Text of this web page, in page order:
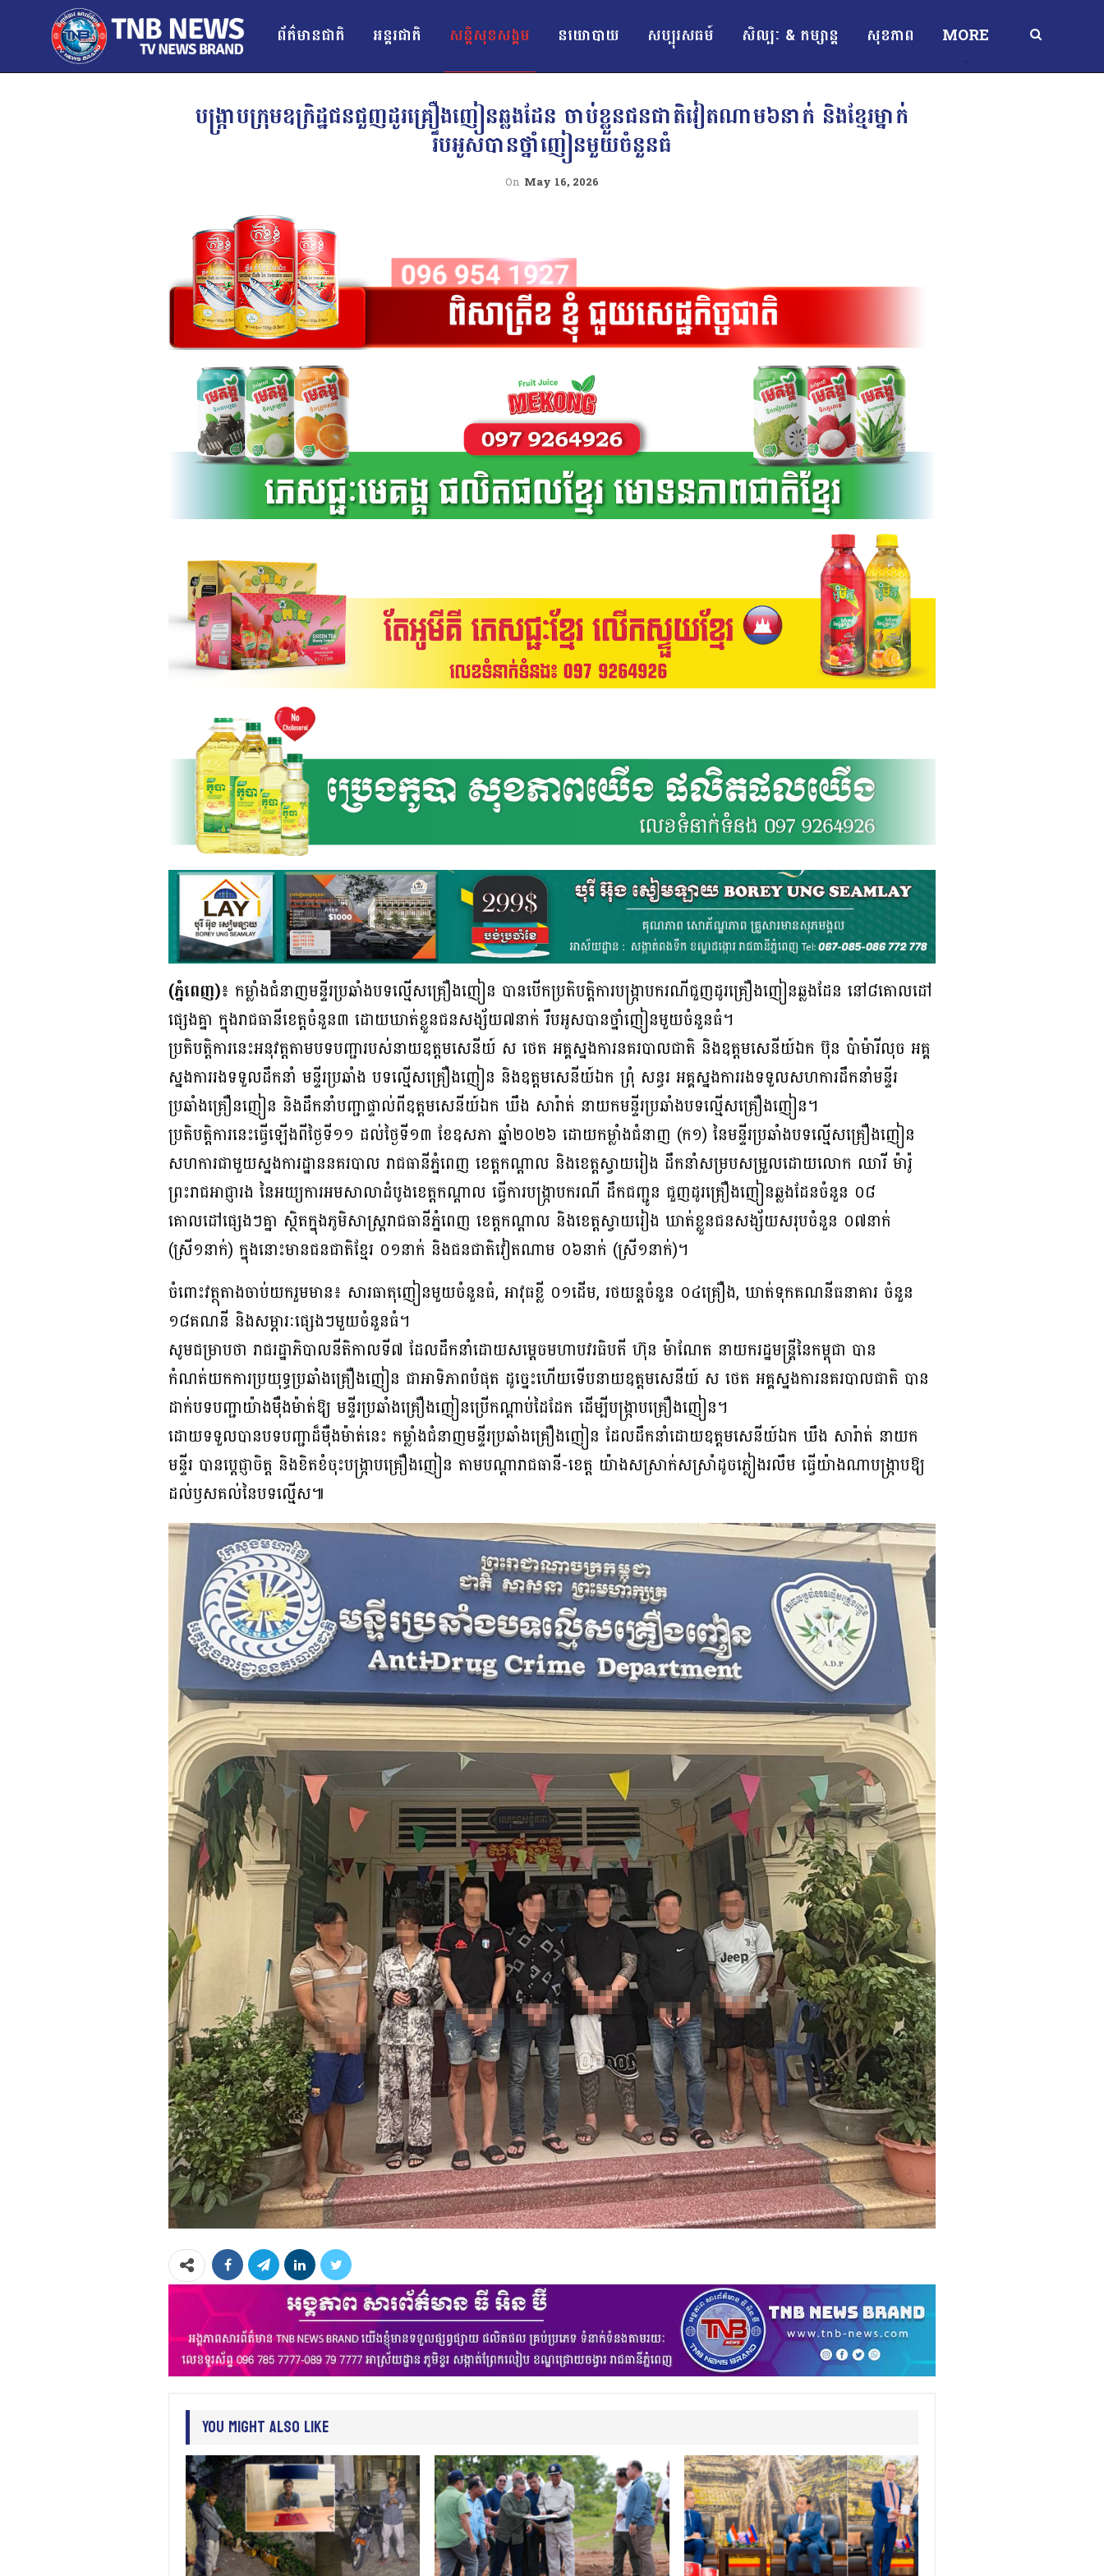
ព័ត៌មានជាតិ អន្ដរជាតិ សន្តិសុខសង្គម នយោបាយ សប្បុរសធម៍ សិល្បៈ & កម្សាន្ត សុខភាព MORE
បង្ក្រាបក្រុមឧក្រិដ្ឋជនជួញដូរគ្រឿងញៀនឆ្លងដែន ចាប់ខ្លួនជនជាតិវៀតណាម៦នាក់ និងខ្មែរម្នាក់
រឹបអូសបានថ្នាំញៀនមួយចំនួនធំ
On May 16, 2026
(ភ្នំពេញ)៖ កម្លាំងជំនាញមន្ទីរប្រឆាំងបទល្មើសគ្រឿងញៀន បានបើកប្រតិបត្តិការបង្ក្រាបករណីជួញដូរគ្រឿងញៀនឆ្លងដែន នៅ៨គោលដៅ
ផ្សេងគ្នា ក្នុងរាជធានីខេត្តចំនួន៣ ដោយឃាត់ខ្លួនជនសង្ស័យ៧នាក់ រឹបអូសបានថ្នាំញៀនមួយចំនួនធំ។
ប្រតិបត្ដិការនេះអនុវត្តតាមបទបញ្ជារបស់នាយឧត្តមសេនីយ៍ ស ថេត អគ្គស្នងការនគរបាលជាតិ និងឧត្តមសេនីយ៍ឯក ប៊ុន ប៉ាម៉ារីលុច អគ្គ
ស្នងការរងទទួលដឹកនាំ មន្ទីរប្រឆាំង បទល្មើសគ្រឿងញៀន និងឧត្តមសេនីយ៍ឯក ព្រុំ សន្ធរ អគ្គស្នងការរងទទួលសហការដឹកនាំមន្ទីរ
ប្រឆាំងគ្រឿនញៀន និងដឹកនាំបញ្ជាផ្ទាល់ពីឧត្តមសេនីយ៍ឯក ឃឹង សារ៉ាត់ នាយកមន្ទីរប្រឆាំងបទល្មើសគ្រឿងញៀន។
ប្រតិបត្តិការនេះធ្វើឡើងពីថ្ងៃទី១១ ដល់ថ្ងៃទី១៣ ខែឧសភា ឆ្នាំ២០២៦ ដោយកម្លាំងជំនាញ (ក១) នៃមន្ទីរប្រឆាំងបទល្មើសគ្រឿងញៀន
សហការជាមួយស្នងការដ្ឋាននគរបាល រាជធានីភ្នំពេញ ខេត្តកណ្ដាល និងខេត្តស្វាយរៀង ដឹកនាំសម្របសម្រួលដោយលោក ឈារី ម៉ារ៉ូ
ព្រះរាជអាជ្ញារង នៃអយ្យការអមសាលាដំបូងខេត្តកណ្ដាល ធ្វើការបង្ក្រាបករណី ដឹកជញ្ជូន ជួញដូរគ្រឿងញៀនឆ្លងដែនចំនួន ០៨
គោលដៅផ្សេងៗគ្នា ស្ថិតក្នុងភូមិសាស្ត្ររាជធានីភ្នំពេញ ខេត្តកណ្ដាល និងខេត្តស្វាយរៀង ឃាត់ខ្លួនជនសង្ស័យសរុបចំនួន ០៧នាក់
(ស្រី១នាក់) ក្នុងនោះមានជនជាតិខ្មែរ ០១នាក់ និងជនជាតិវៀតណាម ០៦នាក់ (ស្រី១នាក់)។
ចំពោះវត្ថុតាងចាប់យករួមមាន៖ សារធាតុញៀនមួយចំនួនធំ, អាវុធខ្លី ០១ដើម, រថយន្តចំនួន ០៤គ្រឿង, ឃាត់ទុកគណនីធនាគារ ចំនួន
១៨គណនី និងសម្ភារៈផ្សេងៗមួយចំនួនធំ។
សូមជម្រាបថា រាជរដ្ឋាភិបាលនីតិកាលទី៧ ដែលដឹកនាំដោយសម្តេចមហាបវរធិបតី ហ៊ុន ម៉ាណែត នាយករដ្ឋមន្ត្រីនៃកម្ពុជា បាន
កំណត់យកការប្រយុទ្ធប្រឆាំងគ្រឿងញៀន ជាអាទិភាពបំផុត ដូច្នេះហើយទើបនាយឧត្តមសេនីយ៍ ស ថេត អគ្គស្នងការនគរបាលជាតិ បាន
ដាក់បទបញ្ជាយ៉ាងម៉ឺងម៉ាត់ឱ្យ មន្ទីរប្រឆាំងគ្រឿងញៀនប្រើកណ្តាប់ដៃដែក ដើម្បីបង្ក្រាបគ្រឿងញៀន។
ដោយទទួលបានបទបញ្ជាដ៏ម៉ឺងម៉ាត់នេះ កម្លាំងជំនាញមន្ទីរប្រឆាំងគ្រឿងញៀន ដែលដឹកនាំដោយឧត្ដមសេនីយ៍ឯក ឃឹង សារ៉ាត់ នាយក
មន្ទីរ បានប្តេជ្ញាចិត្ត និងខិតខំចុះបង្ក្រាបគ្រឿងញៀន តាមបណ្ដារាជធានី-ខេត្ដ យ៉ាងសស្រាក់សស្រាំដូចភ្លៀងរលឹម ធ្វើយ៉ាងណាបង្ក្រាបឱ្យ
ដល់ឫសគល់នៃបទល្មើស៕
You Might Also Like